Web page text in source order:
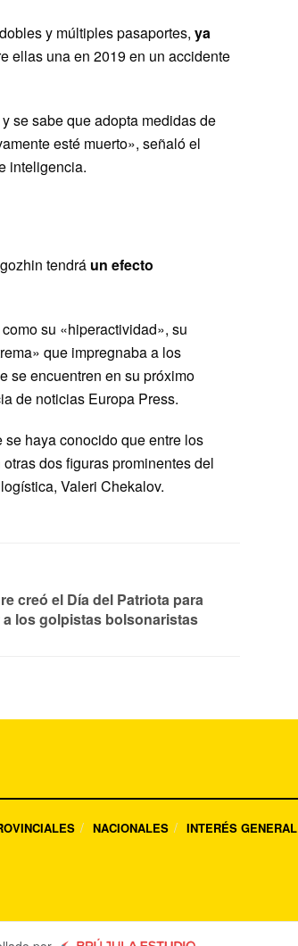
y múltiples pasaportes, ya
ellas una en 2019 en un accidente
se sabe que adopta medidas de
esté muerto», señaló el
inteligencia.
tendrá un efecto
su «hiperactividad», su
que impregnaba a los
se encuentren en su próximo
de noticias Europa Press.
se haya conocido que entre los
dos figuras prominentes del
Valeri Chekalov.
creó el Día del Patriota para
los golpistas bolsonaristas
NACIONALES
INTERÉS GENERAL